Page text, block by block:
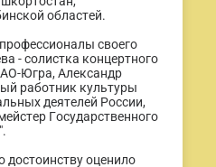
областей.
своего
- солистка концертного
Югра, Александр
работник культуры
деятелей России,
Государственного
оценило